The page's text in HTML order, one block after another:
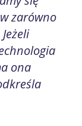
zarówno
ona